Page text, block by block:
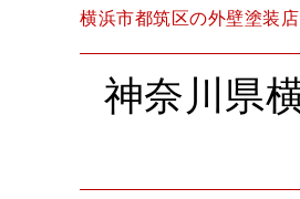
横浜市都筑区の外壁塗装
神奈川県